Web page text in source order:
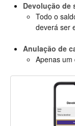
Devolução de
Todo o
deverá ser
Anulação de
Apenas